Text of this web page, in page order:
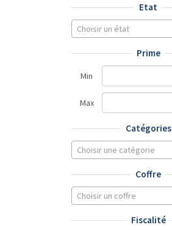
Etat
Choisir un état
Prime
Min
Max
Catégories
Choisir une catégorie
Coffre
Choisir un coffre
Fiscalité